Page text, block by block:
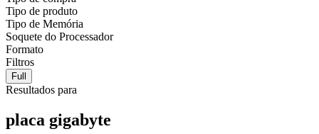
Tipo de produto
Tipo de Memória
Soquete do Processador
Formato
Filtros
Full
Resultados para
placa gigabyte